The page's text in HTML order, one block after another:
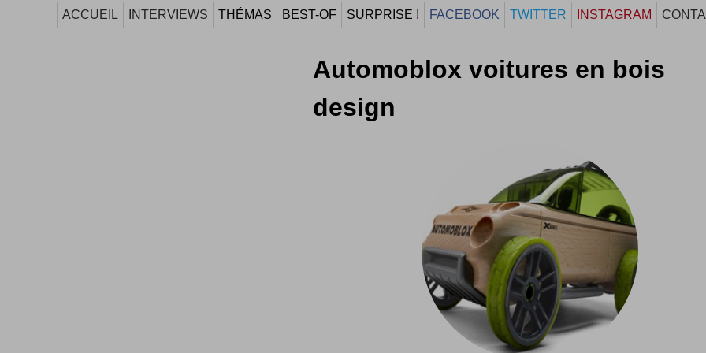
ACCUEIL INTERVIEWS THÉMAS BEST-OF SURPRISE ! FACEBOOK TWITTER INSTAGRAM
Automoblox voitures en bois
design